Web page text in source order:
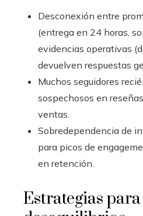
Desconexión entre
(entrega en 24 horas,
evidencias operativas
devuelven respuestas
Muchos seguidores
sospechosos en
ventas.
Sobredependencia de
para picos de
en retención.
Estrategias